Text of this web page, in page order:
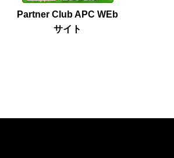
Partner Club APC WEb
サイト